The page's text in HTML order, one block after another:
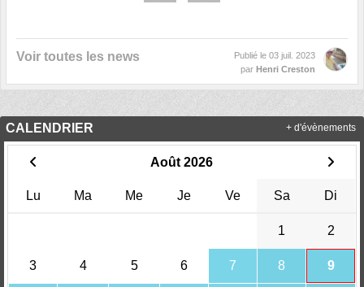
Voir toutes les news Publié le 03 juil. 2023
par Henri Creston
CALENDRIER
Août 2026
Lu Ma Me Je Ve Sa Di
1 2
3 4 5 6 7 8 9
+ d'évènements